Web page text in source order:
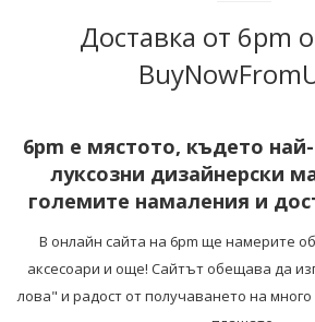
Доставка от 6pm
6pm е мястото, където
луксозни дизайнерски
големите намаления и
В онлайн сайта на 6pm ще намерите
аксесоари и още! Сайтът обещава да
лова" и радост от получаването на